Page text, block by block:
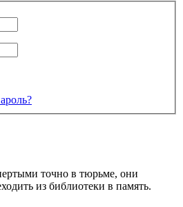
точно в тюрьме, они
из библиотеки в память.